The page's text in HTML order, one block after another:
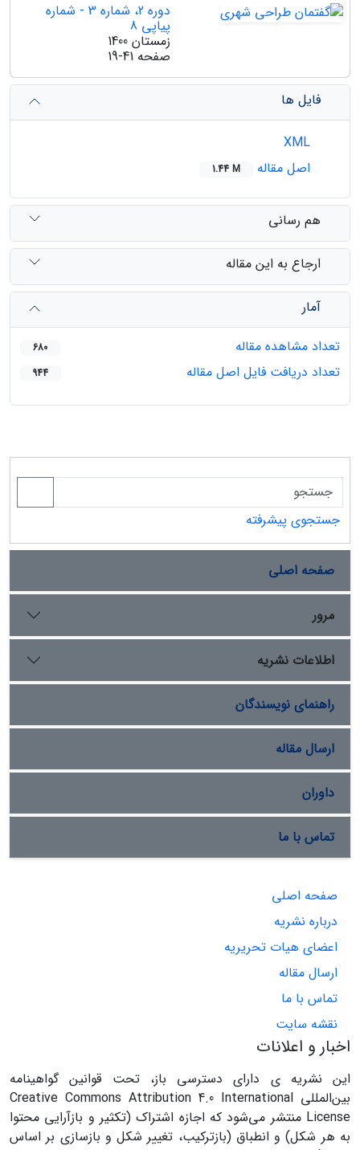
دوره 2، شماره 3 - شماره
پیاپی 8
زمستان 1400
صفحه 19-41
فایل ها
اصل مقاله
1.44 M
هم رسانی
ارجاع به این مقاله
آمار
تعداد مشاهده مقاله
680
تعداد دریافت فایل اصل مقاله 944
جستجوی پیشرفته
صفحه اصلی
مرور
اطلاعات نشریه
راهنمای نویسندگان
ارسال مقاله
داوران
تماس با ما
صفحه اصلی
درباره نشریه
اعضای هیات تحریریه
ارسال مقاله
تماس با ما
نقشه سایت
اخبار و اعلانات
این نشریه ی دارای دسترسی باز، تحت قوانین گواهینامه
بین‌المللی Creative Commons Attribution 4.0 International
License منتشر می‌شود که اجازه اشتراک (تکثیر و بازآرایی محتوا
به هر شکل) و انطباق (بازترکیب، تغییر شکل و بازسازی بر اساس